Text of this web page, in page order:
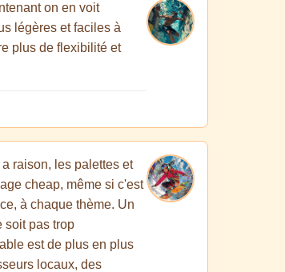
on en voit
légères et faciles à
plus de flexibilité et
raison, les palettes et
cheap, même si c'est
à chaque thème. Un
soit pas trop
est de plus en plus
locaux, des